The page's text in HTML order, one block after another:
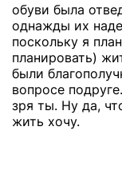
обуви была
однажды их
поскольку я
планировать)
были
вопросе
зря ты. Ну да,
жить хочу.